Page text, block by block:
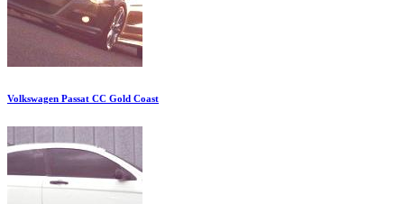
Volkswagen Passat CC Gold Coast